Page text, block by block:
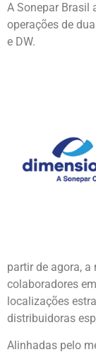
A Sonepar Brasil
operações de
e DW.
partir de agora,
colaboradores
localizações
distribuidoras
Alinhadas pelo